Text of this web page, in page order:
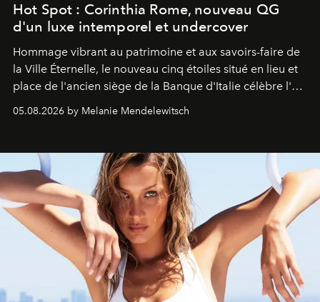
Hot Spot : Corinthia Rome, nouveau QG
d'un luxe intemporel et undercover
Hommage vibrant au patrimoine et aux savoirs-faire de
la Ville Éternelle, le nouveau cinq étoiles situé en lieu et
place de l'ancien siège de la Banque d'Italie célèbre l'art
de vivre Romain dans toute son élégance intemporelle.
05.08.2026 by Melanie Mendelewitsch